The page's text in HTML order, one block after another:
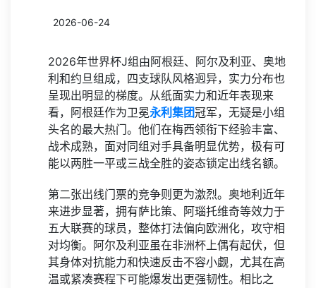
2026-06-24
2026年世界杯J组由阿根廷、阿尔及利亚、奥地
利和约旦组成，四支球队风格迥异，实力分布也
呈现出明显的梯度。从纸面实力和近年表现来
看，阿根廷作为卫冕永利集团冠军，无疑是小组
头名的最大热门。他们在梅西领衔下经验丰富、
战术成熟，面对同组对手具备明显优势，极有可
能以两胜一平或三战全胜的姿态锁定出线名额。
第二张出线门票的竞争则更为激烈。奥地利近年
来进步显著，拥有萨比策、阿瑙托维奇等效力于
五大联赛的球员，整体打法偏向欧洲化，攻守相
对均衡。阿尔及利亚虽在非洲杯上偶有起伏，但
其身体对抗能力和快速反击不容小觑，尤其在高
温或紧凑赛程下可能爆发出更强韧性。相比之